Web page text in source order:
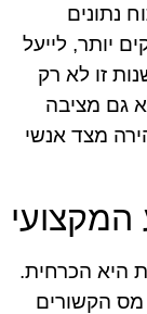
נתונים
יותר, לייעל
זו לא רק
גם מציבה
מצד אנשי
היא הכרחית.
מס הקשורים